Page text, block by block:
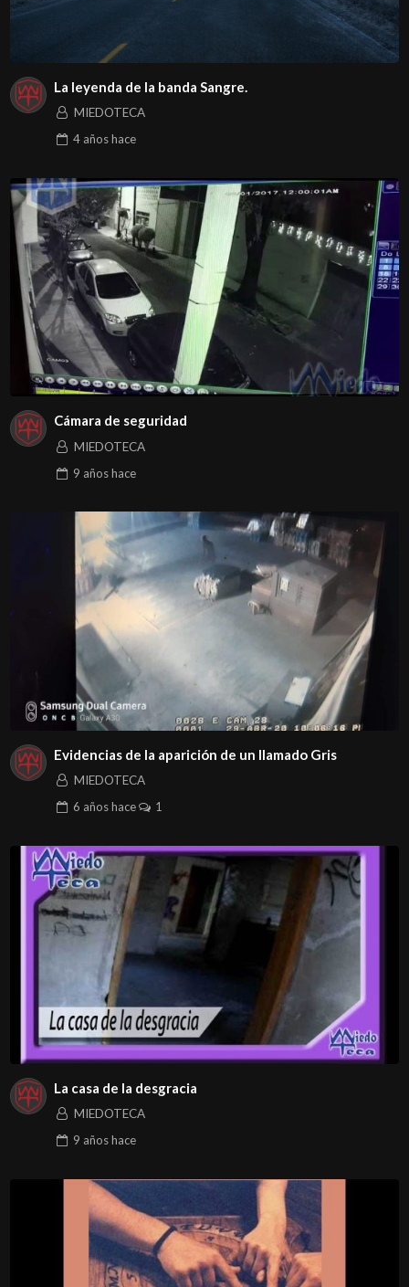
La leyenda de la banda Sangre.
MIEDOTECA
4 añoshace
Cámara de seguridad
MIEDOTECA
9 añoshace
Evidencias de la aparición de un llamado Gris
MIEDOTECA
6 añoshace 1
La casa de la desgracia
MIEDOTECA
9 añoshace